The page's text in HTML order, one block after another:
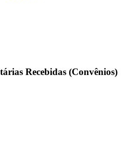
Recebidas (Convênios)